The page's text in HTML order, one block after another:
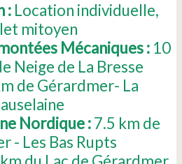
: Location individuelle
mitoyen
Mécaniques : 10
Neige de La Bresse
de Gérardmer- La
Nordique :7.5 km de
- Les Bas Rupts